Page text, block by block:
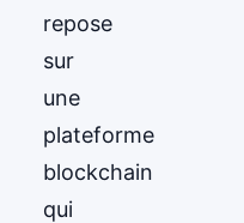
repose
sur
une
plateforme
blockchain
qui